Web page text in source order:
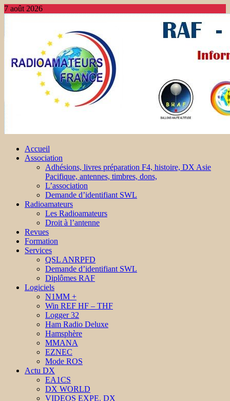
7 août 2026
Accueil
Association
Adhésions, livres préparation F4, histoire, DX Asie
Pacifique, antennes, timbres, dons,
L’association
Demande d’identifiant SWL
Radioamateurs
Les Radioamateurs
Droit à l’antenne
Revues
Formation
Services
QSL ANRPFD
Demande d’identifiant SWL
Diplômes RAF
Logiciels
N1MM +
Win REF HF – THF
Logger 32
Ham Radio Deluxe
Hamsphère
MMANA
EZNEC
Mode ROS
Actu DX
EA1CS
DX WORLD
VIDEOS EXPE. DX